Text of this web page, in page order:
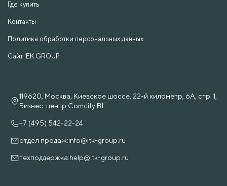
Где купить
Контакты
Политика обработки персональных данных
Сайт IEK GROUP
119620, Москва, Киевское шоссе, 22-й километр, 6А, стр. 1,
Бизнес-центр Comcity B1
+7 (495) 542-22-24
отдел продаж:info@itk-group.ru
техподдержка:help@itk-group.ru